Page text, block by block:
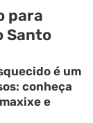
para
Santo
é um
conheça
e